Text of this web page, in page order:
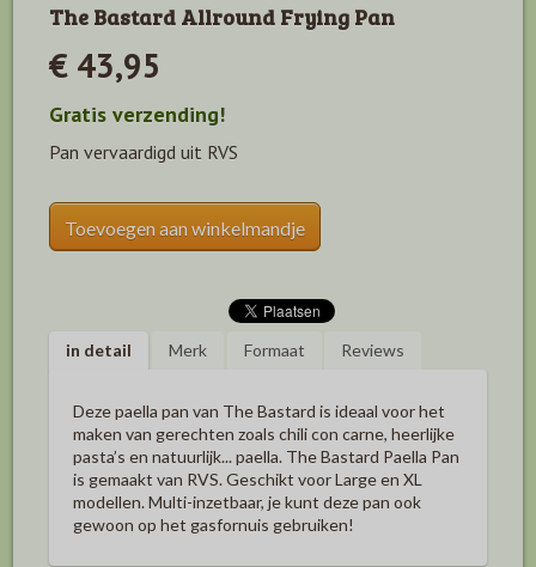
The Bastard Allround Frying Pan
€ 43,95
Gratis verzending!
Pan vervaardigd uit RVS
Toevoegen aan winkelmandje
in detail Merk Formaat Reviews
Deze paella pan van The Bastard is ideaal voor het
maken van gerechten zoals chili con carne, heerlijke
pasta’s en natuurlijk... paella. The Bastard Paella Pan
is gemaakt van RVS. Geschikt voor Large en XL
modellen. Multi-inzetbaar, je kunt deze pan ook
gewoon op het gasfornuis gebruiken!